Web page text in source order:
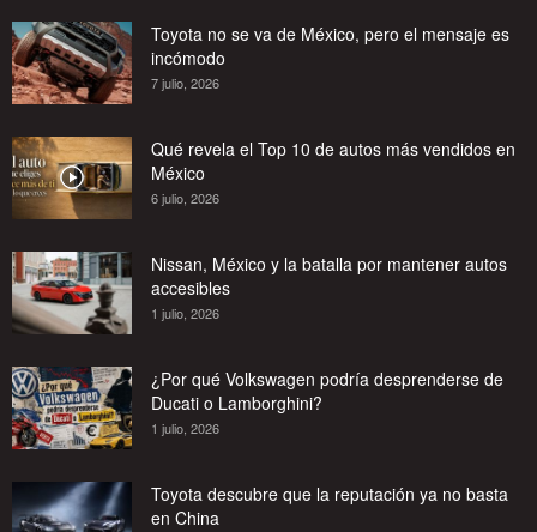
Toyota no se va de México, pero el mensaje es
incómodo
7 julio, 2026
Qué revela el Top 10 de autos más vendidos en
México
6 julio, 2026
Nissan, México y la batalla por mantener autos
accesibles
1 julio, 2026
¿Por qué Volkswagen podría desprenderse de
Ducati o Lamborghini?
1 julio, 2026
Toyota descubre que la reputación ya no basta
en China